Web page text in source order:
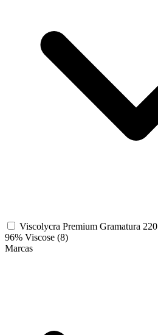
Viscolycra Premium Gramatura 220
96% Viscose (8)
Marcas